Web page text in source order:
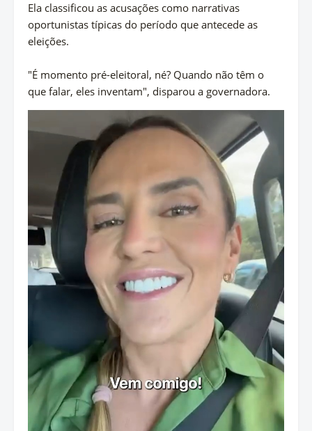
Ela classificou as acusações como narrativas
oportunistas típicas do período que antecede as
eleições.
"É momento pré-eleitoral, né? Quando não têm o
que falar, eles inventam", disparou a governadora.